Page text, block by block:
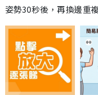
姿勢30秒後，再換邊重